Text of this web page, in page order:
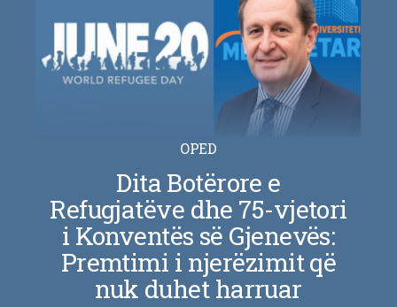
OPED
Dita Botërore e
Refugjatëve dhe 75-vjetori
i Konventës së Gjenevës:
Premtimi i njerëzimit që
nuk duhet harruar